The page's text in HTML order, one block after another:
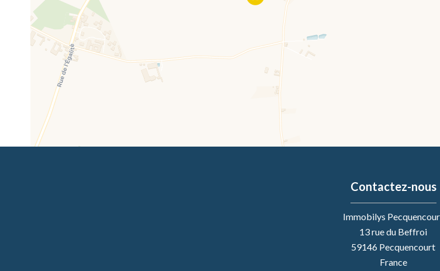
Contactez-nous
Immobilys
13 rue du Beffroi
59146 Pecquencourt
France